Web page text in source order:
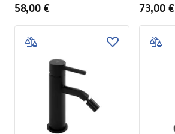
58,00 € 73,00 €